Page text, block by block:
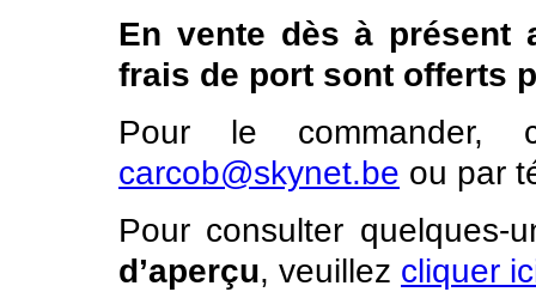
En vente dès à présent
frais de port sont offerts
Pour le commander,
carcob@skynet.be ou par
Pour consulter
d’aperçu, veuillez cliquer